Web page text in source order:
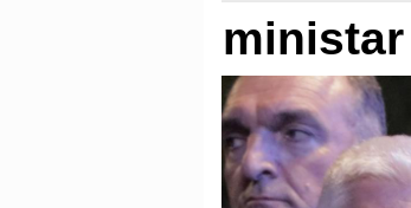
ministar